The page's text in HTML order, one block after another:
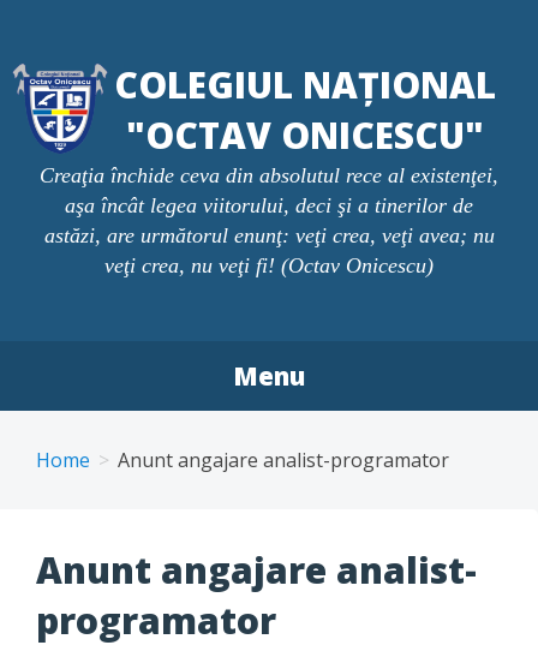
content
COLEGIUL NAȚIONAL
"OCTAV ONICESCU"
Creaţia închide ceva din absolutul rece al existenţei,
aşa încât legea viitorului, deci şi a tinerilor de
astăzi, are următorul enunţ: veţi crea, veţi avea; nu
veţi crea, nu veţi fi! (Octav Onicescu)
Menu
Home Anunt angajare analist-programator
Anunt angajare analist-
programator